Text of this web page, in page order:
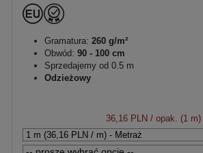
Gramatura: 260 g/m²
Obwód: 90 - 100 cm
Sprzedajemy od 0.5 m
Odzieżowy
36,16 PLN/ opak. (1 m)